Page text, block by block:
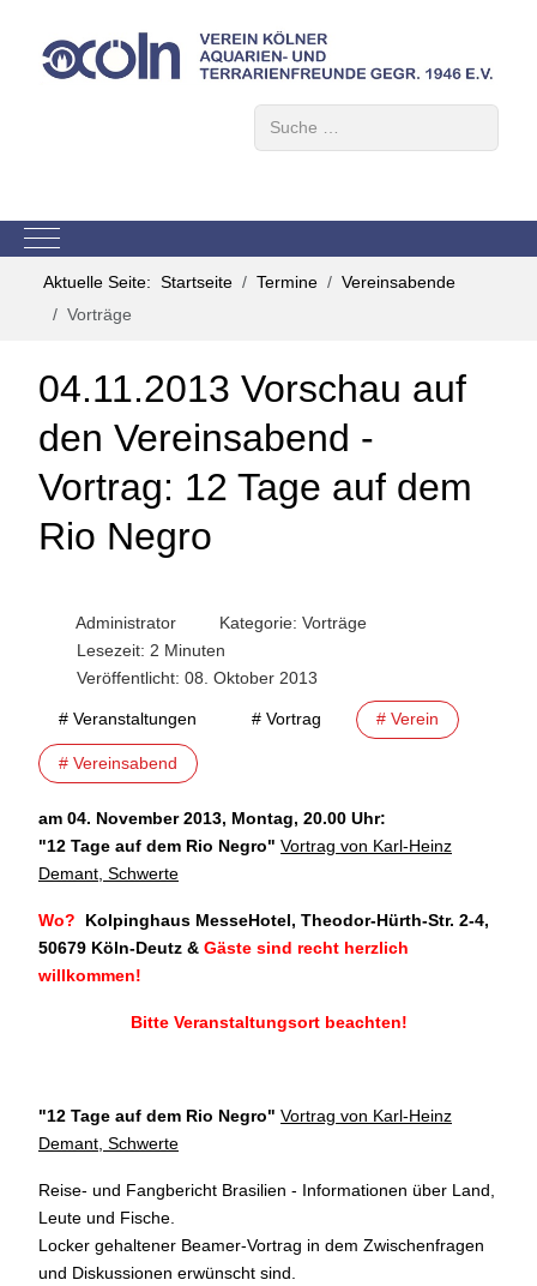
Mobile Menu Toggle
Aktuelle Seite: Startseite Termine
Vereinsabende
Vorträge
04.11.2013 Vorschau auf
den Vereinsabend -
Vortrag: 12 Tage auf dem
Rio Negro
Administrator Kategorie: Vorträge
Lesezeit: 2 Minuten
Veröffentlicht: 08. Oktober 2013
# Veranstaltungen # Vortrag # Verein
# Vereinsabend
am 04. November 2013, Montag, 20.00 Uhr:
"12 Tage auf dem Rio Negro" Vortrag von Karl-Heinz
Demant, Schwerte
Wo?
Kolpinghaus MesseHotel, Theodor-Hürth-Str. 2-4,
50679 Köln-Deutz & Gäste sind recht herzlich
willkommen!
Bitte Veranstaltungsort beachten!
"12 Tage auf dem Rio Negro" Vortrag von Karl-Heinz
Demant, Schwerte
Reise- und Fangbericht Brasilien - Informationen über Land,
Leute und Fische.
Locker gehaltener Beamer-Vortrag in dem Zwischenfragen
und Diskussionen erwünscht sind.